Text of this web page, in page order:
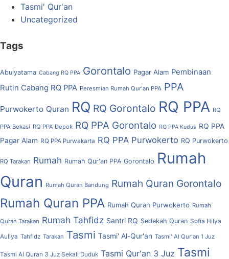
Tasmi' Qur'an
Uncategorized
Tags
Abulyatama Cabang RQ PPA Gorontalo Pagar Alam Pembinaan
Rutin Cabang RQ PPA Peresmian Rumah Qur'an PPA PPA
Purwokerto Quran RQ RQ Gorontalo RQ PPA RQ
PPA Bekasi RQ PPA Depok RQ PPA Gorontalo RQ PPA Kudus RQ PPA
Pagar Alam RQ PPA Purwakarta RQ PPA Purwokerto RQ Purwokerto
RQ Tarakan Rumah Rumah Qur'an PPA Gorontalo Rumah
Quran Rumah Quran Bandung Rumah Quran Gorontalo
Rumah Quran PPA Rumah Quran Purwokerto Rumah
Quran Tarakan Rumah Tahfidz Santri RQ Sedekah Quran Sofia Hilya
Auliya Tahfidz Tarakan Tasmi Tasmi' Al-Qur'an Tasmi' Al Qur'an 1 Juz
Tasmi Al Quran 3 Juz Sekali Duduk Tasmi Qur'an 3 Juz Tasmi